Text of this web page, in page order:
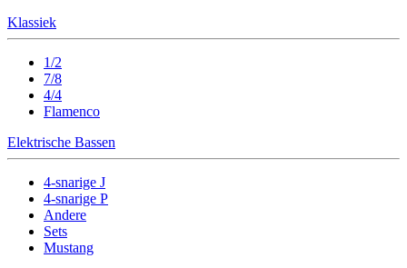
Klassiek
1/2
7/8
4/4
Flamenco
Elektrische Bassen
4-snarige J
4-snarige P
Andere
Sets
Mustang